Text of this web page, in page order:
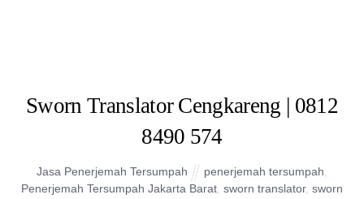
Sworn Translator Cengkareng | 0812
8490 574
Jasa Penerjemah Tersumpah penerjemah tersumpah
Penerjemah Tersumpah Jakarta Barat, sworn translator, sworn